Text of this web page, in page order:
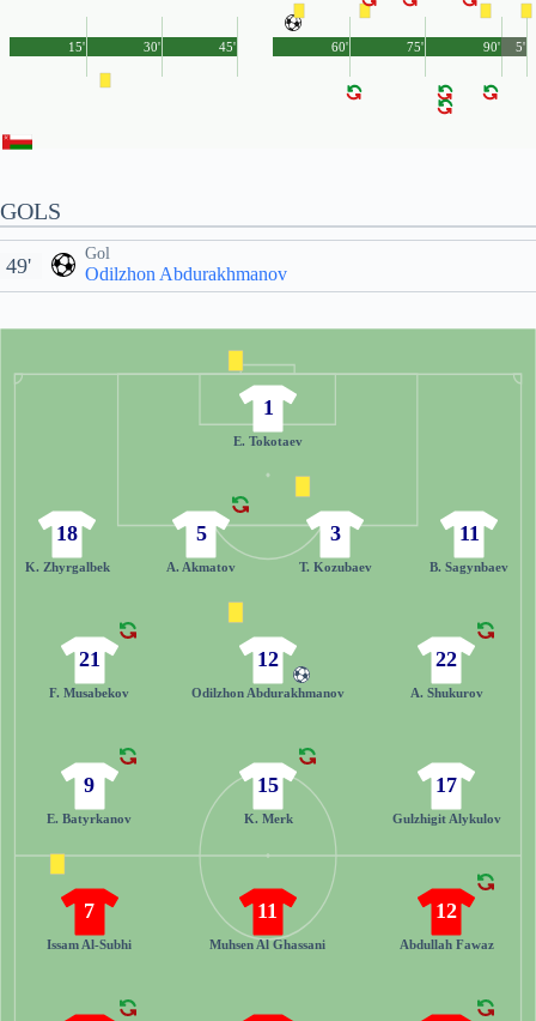
45'
15' 30' 90'
60' 75' 5'
GOLS
Gol
Odilzhon Abdurakhmanov
49'
1
E. Tokotaev
11
B. Sagynbaev
3
T. Kozubaev
5
A. Akmatov
18
K. Zhyrgalbek
22
A. Shukurov
12
Odilzhon Abdurakhmanov
21
F. Musabekov
17
Gulzhigit Alykulov
15
K. Merk
9
E. Batyrkanov
7
Issam Al-Subhi
11
Muhsen Al Ghassani
12
Abdullah Fawaz